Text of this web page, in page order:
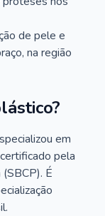
de pele e
na região
em
pela
É